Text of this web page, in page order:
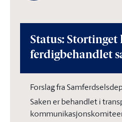
Status: Stortinget
ferdigbehandlet
Forslag fra
Saken er behandlet i